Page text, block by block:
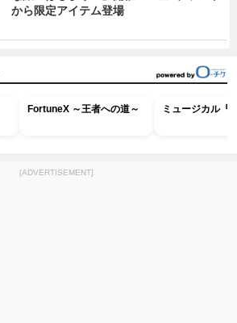
から限定アイテム登場
FortuneX ～王者への道～ ミュージカル『
[ADVERTISEMENT]